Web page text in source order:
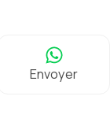
Envoyer